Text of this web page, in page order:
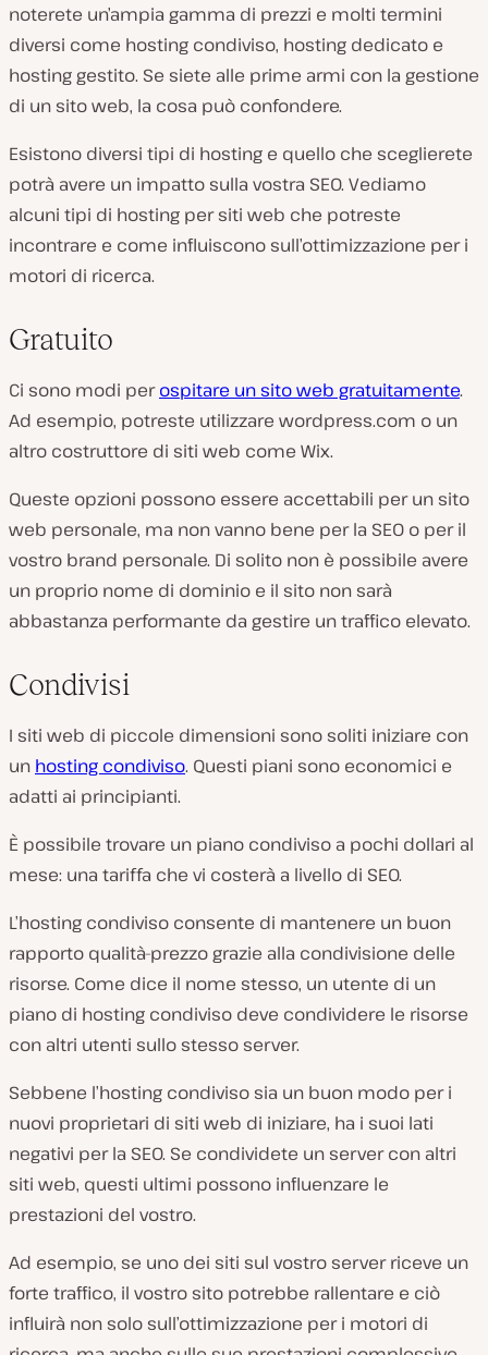
noterete un’ampia gamma di prezzi e molti termini
diversi come hosting condiviso, hosting dedicato e
hosting gestito. Se siete alle prime armi con la gestione
di un sito web, la cosa può confondere.
Esistono diversi tipi di hosting e quello che sceglierete
potrà avere un impatto sulla vostra SEO. Vediamo
alcuni tipi di hosting per siti web che potreste
incontrare e come influiscono sull’ottimizzazione per i
motori di ricerca.
Gratuito
Ci sono modi perospitare un sito web gratuitamente.
Ad esempio, potreste utilizzare wordpress.com o un
altro costruttore di siti web come Wix.
Queste opzioni possono essere accettabili per un sito
web personale, ma non vanno bene per la SEO o per il
vostro brand personale. Di solito non è possibile avere
un proprio nome di dominio e il sito non sarà
abbastanza performante da gestire un traffico elevato.
Condivisi
I siti web di piccole dimensioni sono soliti iniziare con
un hosting condiviso. Questi piani sono economici e
adatti ai principianti.
È possibile trovare un piano condiviso a pochi dollari al
mese: una tariffa che vi costerà a livello di SEO.
L’hosting condiviso consente di mantenere un buon
rapporto qualità-prezzo grazie alla condivisione delle
risorse. Come dice il nome stesso, un utente di un
piano di hosting condiviso deve condividere le risorse
con altri utenti sullo stesso server.
Sebbene l’hosting condiviso sia un buon modo per i
nuovi proprietari di siti web di iniziare, ha i suoi lati
negativi per la SEO. Se condividete un server con altri
siti web, questi ultimi possono influenzare le
prestazioni del vostro.
Ad esempio, se uno dei siti sul vostro server riceve un
forte traffico, il vostro sito potrebbe rallentare e ciò
influirà non solo sull’ottimizzazione per i motori di